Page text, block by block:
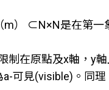
⊂N×N是在第一象
制在原點及x軸，y
a-可見(visible)。同